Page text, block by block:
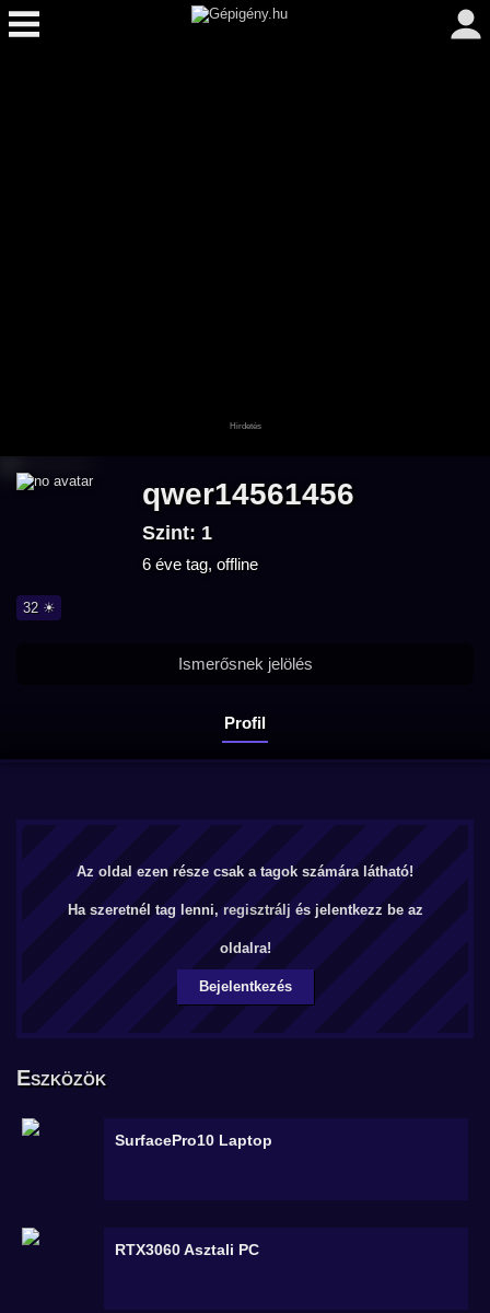
qwer14561456
Szint: 1
6 éve tag, offline
32 ☀
Profil
Ismerősnek jelölés
Az oldal ezen része csak a tagok számára látható!
Ha szeretnél tag lenni, regisztrálj és jelentkezz be az
oldalra!
Bejelentkezés
Eszközök
SurfacePro10 Laptop
RTX3060Asztali PC